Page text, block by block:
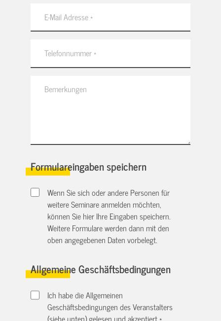
Formulareingaben speichern
Wenn Sie sich oder andere Personen für
weitere Seminare anmelden möchten,
können Sie hier Ihre Eingaben speichern.
Weitere Formulare werden dann mit den
oben angegebenen Daten vorbelegt.
Allgemeine Geschäftsbedingungen
Ich habe die Allgemeinen
Geschäftsbedingungen des Veranstalters